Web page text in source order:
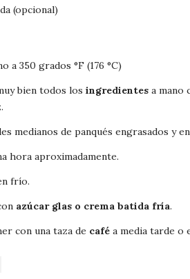
(opcional)
a 350 grados °F (176 °C)
bien todos los ingredientes a mano
medianos de panqués engrasados y
hora aproximadamente.
frío.
azúcar glas o crema batida fría.
con una taza de café a media tarde o